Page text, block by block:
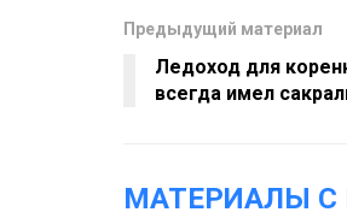
Предыдущий материал
Ледоход для
всегда имел
МАТЕРИАЛЫ С